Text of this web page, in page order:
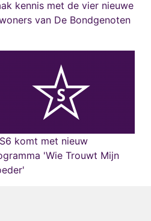
kennis met de vier nieuwe
van De Bondgenoten
komt met nieuw
'Wie Trouwt Mijn